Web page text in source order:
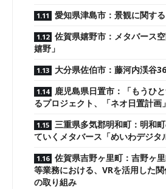
愛知県津島市：景観に関す
佐賀県嬉野市：メタバース
嬉野」
大分県佐伯市：藤河内渓谷
鹿児島県日置市：「もうひ
るプロジェクト、「ネオ日置計画」
三重県多気郡明和町：明和
ていくメタバース「めいわデジタ
佐賀県吉野ヶ里町：吉野ヶ
等業務における、VRを活用した
の取り組み